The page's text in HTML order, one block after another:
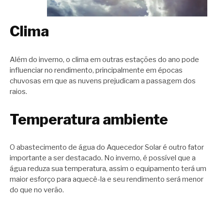
Clima
Além do inverno, o clima em outras estações do ano pode
influenciar no rendimento, principalmente em épocas
chuvosas em que as nuvens prejudicam a passagem dos
raios.
Temperatura ambiente
O abastecimento de água do Aquecedor Solar é outro fator
importante a ser destacado. No inverno, é possível que a
água reduza sua temperatura, assim o equipamento terá um
maior esforço para aquecê-la e seu rendimento será menor
do que no verão.